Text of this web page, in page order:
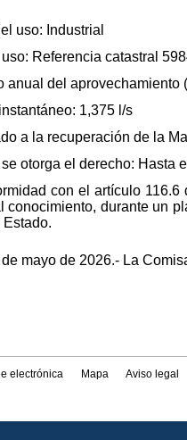
uso: Industrial
Referencia catastral
anual del aprovechamiento
1,375 l/s
a la recuperación de la
otorga el derecho: Hasta
con el artículo
conocimiento, durante un
mayo de 2026.- La
electrónica Mapa Aviso legal